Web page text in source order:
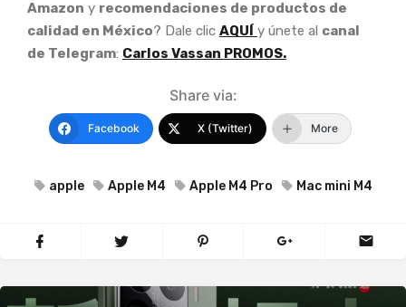
Amazon y recomendaciones de productos de
calidad en México? Dale clic AQUÍ y únete al canal
de Telegram: Carlos Vassan PROMOS.
Share via:
Facebook X (Twitter) More
apple Apple M4 Apple M4 Pro Mac mini M4